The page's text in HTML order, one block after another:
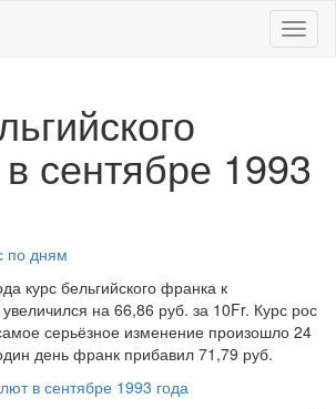
Меню
сентябре 1993
по дням
курс бельгийского франка к
на 66,86 руб. за 10Fr. Курс рос
серьёзное изменение произошло 24
день франк прибавил 71,79 руб.
в сентябре 1993 года